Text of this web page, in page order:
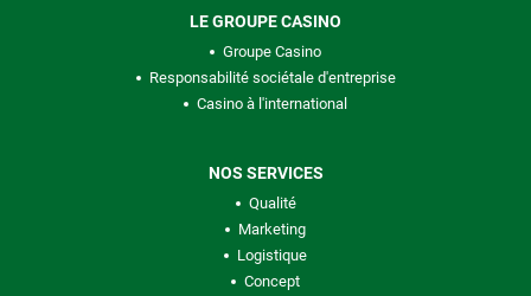
LE GROUPE CASINO
Groupe Casino
Responsabilité sociétale d'entreprise
Casino à l'international
NOS SERVICES
Qualité
Marketing
Logistique
Concept